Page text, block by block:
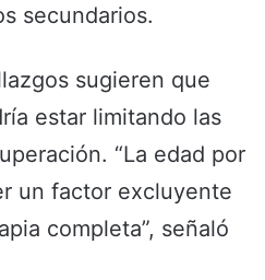
secundarios.
sugieren que
estar limitando las
“La edad por
un factor excluyente
completa”, señaló